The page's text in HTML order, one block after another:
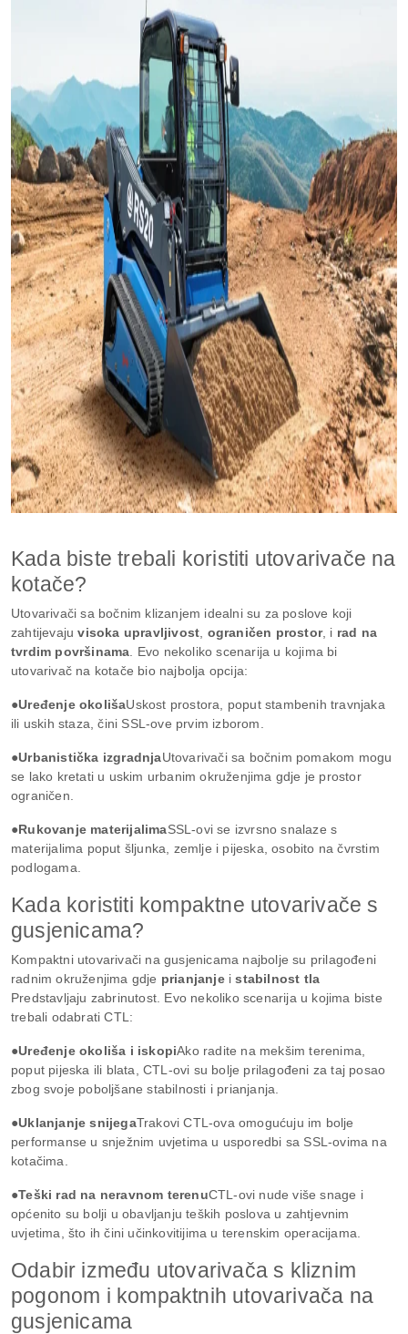
Kada biste trebali koristiti utovarivače na
kotače?
Utovarivači sa bočnim klizanjem idealni su za poslove koji
zahtijevajuvisoka upravljivost ograničen prostor, i rad na
tvrdim površinama . Evo nekoliko scenarija u kojima bi
utovarivač na kotače bio najbolja opcija:
●Uređenje okolišaUskost prostora, poput stambenih travnjaka
ili uskih staza, čini SSL-ove prvim izborom.
●Urbanistička izgradnjaUtovarivači sa bočnim pomakom mogu
se lako kretati u uskim urbanim okruženjima gdje je prostor
ograničen.
●Rukovanje materijalimaSSL-ovi se izvrsno snalaze s
materijalima poput šljunka, zemlje i pijeska, osobito na čvrstim
podlogama.
Kada koristiti kompaktne utovarivače s
gusjenicama?
Kompaktni utovarivači na gusjenicama najbolje su prilagođeni
radnim okruženjima gdje prianjanjeistabilnost tla
Predstavljaju zabrinutost. Evo nekoliko scenarija u kojima biste
trebali odabrati CTL:
●Uređenje okoliša i iskopiAko radite na mekšim terenima,
poput pijeska ili blata, CTL-ovi su bolje prilagođeni za taj posao
zbog svoje poboljšane stabilnosti i prianjanja.
●Uklanjanje snijegaTrakovi CTL-ova omogućuju im bolje
performanse u snježnim uvjetima u usporedbi sa SSL-ovima na
kotačima.
●Teški rad na neravnom terenuCTL-ovi nude više snage i
općenito su bolji u obavljanju teških poslova u zahtjevnim
uvjetima, što ih čini učinkovitijima u terenskim operacijama.
Odabir između utovarivača s kliznim
pogonom i kompaktnih utovarivača na
gusjenicama